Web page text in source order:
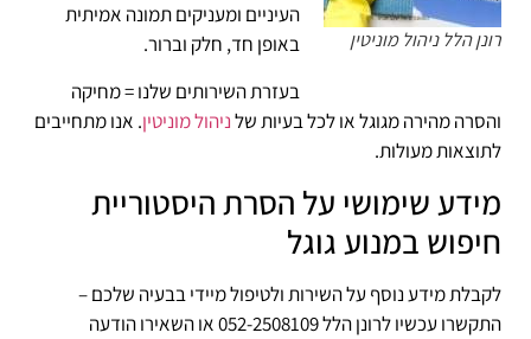
רונן הלל ניהול מוניטין
העיניים ומעניקים תמונה אמיתית
באופן חד, חלק וברור.
בעזרת השירותים שלנו = מחיקה
והסרה מהירה מגוגל או לכל בעיות שלניהול מוניטין. אנו מתחייבים
לתוצאות מעולות.
מידע שימושי על הסרת היסטוריית
חיפוש במנוע גוגל
לקבלת מידע נוסף על השירות ולטיפול מיידי בבעיה שלכם –
התקשרו עכשיו לרונן הלל 052-2508109 או השאירו הודעה